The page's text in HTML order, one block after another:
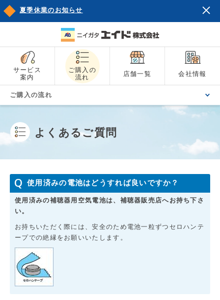
夏季休業のお知らせ
サービス
案内
ご購入の
流れ
店舗一覧 会社情報
ご購入の流れ
よくあるご質問
使用済みの電池はどうすれば良いですか？
使用済みの補聴器用空気電池は、補聴器販売店へお持ち下さ
い。
お持ちいただく際には、安全のため電池一粒ずつセロハンテ
ープでの絶縁をお願いいたします。